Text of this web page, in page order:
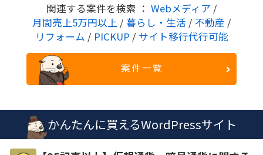
関連する案件を検索 ： Webメディア /
月間売上5万円以上 / 暮らし・生活 / 不動産 /
リフォーム / PICKUP / サイト移行代行可能
案件一覧
かんたんに買えるWordPressサイト